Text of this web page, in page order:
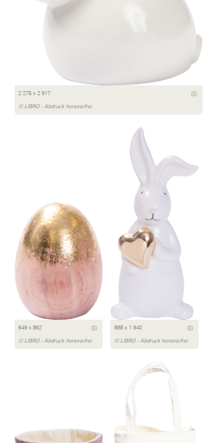
2 275 x 2 917
© LIBRO - Abdruck honorarfrei
649 x 862
© LIBRO - Abdruck honorarfrei
888 x 1 940
© LIBRO - Abdruck honorarfrei